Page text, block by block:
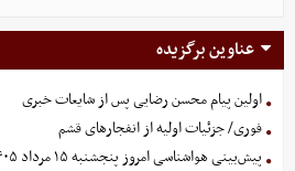
عناوین برگزیده
اولین پیام محسن رضایی پس از شایعات خبری
فوری/ جزئیات اولیه از انفجارهای قشم
پیش‌بینی هواشناسی امروز پنجشنبه ۱۵ مرداد ۱۴۰۵